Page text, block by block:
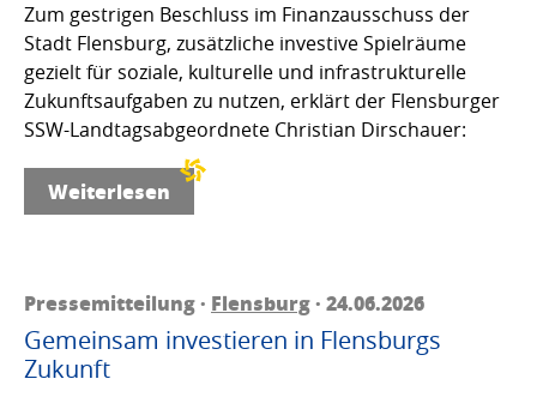
Zum gestrigen Beschluss im Finanzausschuss der
Stadt Flensburg, zusätzliche investive Spielräume
gezielt für soziale, kulturelle und infrastrukturelle
Zukunftsaufgaben zu nutzen, erklärt der Flensburger
SSW-Landtagsabgeordnete Christian Dirschauer:
Weiterlesen
Pressemitteilung · Flensburg· 24.06.2026
Gemeinsam investieren in Flensburgs
Zukunft